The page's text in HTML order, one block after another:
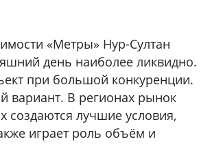
«Метры» Нур-Султан
день наиболее ликвидно.
при большой конкуренции.
вариант. В регионах рынок
создаются лучшие условия,
играет роль объём и